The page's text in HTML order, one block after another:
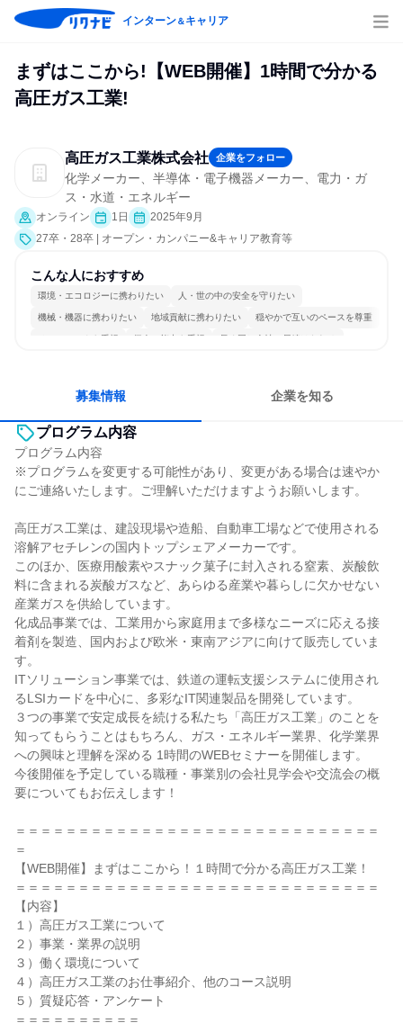
インターン＆キャリア
まずはここから!【WEB開催】1時間で分かる
高圧ガス工業!
高圧ガス工業株式会社 企業をフォロー
化学メーカー、半導体・電子機器メーカー、電力・ガ
ス・水道・エネルギー
オンライン 1日
2025年9月
27卒・28卒 | オープン・カンパニー&キャリア教育等
こんな人におすすめ
環境・エコロジーに携わりたい 人・世の中の安全を守りたい
機械・機器に携わりたい 地域貢献に携わりたい 穏やかで互いのペースを尊重
チームワークを重視 個人の能力を重視 長く同じ会社に居続けられる
募集情報 企業を知る
プログラム内容
プログラム内容
※プログラムを変更する可能性があり、変更がある場合は速やか
にご連絡いたします。ご理解いただけますようお願いします。
高圧ガス工業は、建設現場や造船、自動車工場などで使用される
溶解アセチレンの国内トップシェアメーカーです。
このほか、医療用酸素やスナック菓子に封入される窒素、炭酸飲
料に含まれる炭酸ガスなど、あらゆる産業や暮らしに欠かせない
産業ガスを供給しています。
化成品事業では、工業用から家庭用まで多様なニーズに応える接
着剤を製造、国内および欧米・東南アジアに向けて販売していま
す。
ITソリューション事業では、鉄道の運転支援システムに使用され
るLSIカードを中心に、多彩なIT関連製品を開発しています。
３つの事業で安定成長を続ける私たち「高圧ガス工業」のことを
知ってもらうことはもちろん、ガス・エネルギー業界、化学業界
への興味と理解を深める 1時間のWEBセミナーを開催します。
今後開催を予定している職種・事業別の会社見学会や交流会の概
要についてもお伝えします！
＝＝＝＝＝＝＝＝＝＝＝＝＝＝＝＝＝＝＝＝＝＝＝＝＝＝＝＝＝
＝
【WEB開催】まずはここから！１時間で分かる高圧ガス工業！
＝＝＝＝＝＝＝＝＝＝＝＝＝＝＝＝＝＝＝＝＝＝＝＝＝＝＝＝＝
【内容】
１）高圧ガス工業について
２）事業・業界の説明
３）働く環境について
４）高圧ガス工業のお仕事紹介、他のコース説明
５）質疑応答・アンケート
＝＝＝＝＝＝＝＝＝＝